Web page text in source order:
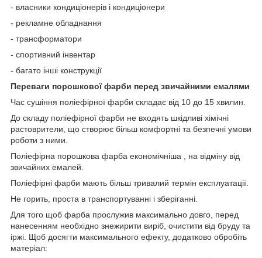
- власники кондиціонерів і кондиціонери
- рекламне обладнання
- трансформатори
- спортивний інвентар
- багато інші конструкції
Переваги порошкової фарби перед звичайними емалями
Час сушіння поліефірної фарби складає від 10 до 15 хвилин.
До складу поліефірної фарби не входять шкідливі хімічні
растоврители, що створює більш комфортні та безпечні умови
роботи з ними.
Поліефірна порошкова фарба економічніша , на відміну від
звичайних емалей.
Поліефірні фарби мають більш тривалий термін експлуатації.
Не горить, проста в транспортуванні і зберіганні.
Для того щоб фарба прослужив максимально довго, перед
нанесенням необхідно знежирити виріб, очистити від бруду та
іржі. Щоб досягти максимального ефекту, додатково обробіть
матеріал: